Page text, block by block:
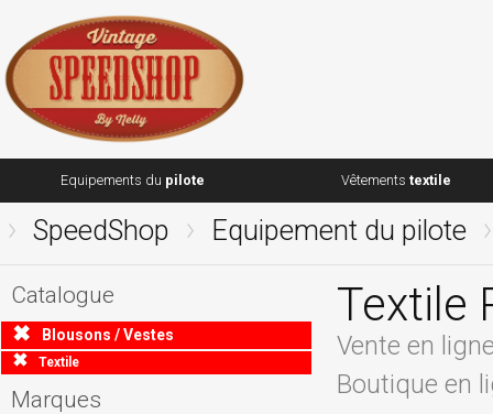
Equipements du pilote Vêtements textile
SpeedShop Equipement du pilote
Catalogue
Blousons / Vestes
Textile
Marques
Textile
Vente en
Boutique en